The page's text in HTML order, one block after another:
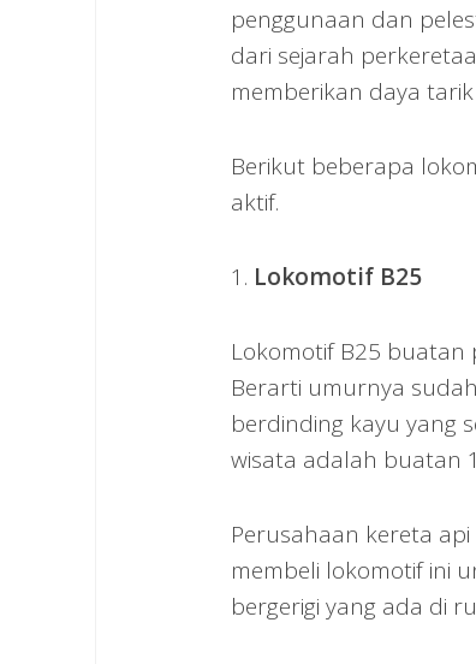
penggunaan dan
dari sejarah
memberikan daya
Berikut beberapa
aktif.
1. Lokomotif B25
Lokomotif B25 buatan
Berarti umurnya
berdinding kayu yang
wisata adalah buatan
Perusahaan kereta
membeli lokomotif ini
bergerigi yang ada di